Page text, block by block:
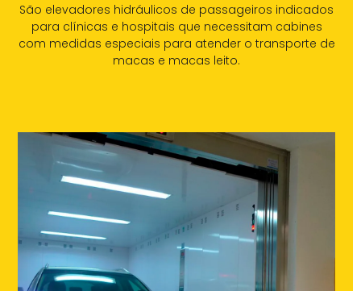
São elevadores hidráulicos de passageiros indicados
para clínicas e hospitais que necessitam cabines
com medidas especiais para atender o transporte de
macas e macas leito.